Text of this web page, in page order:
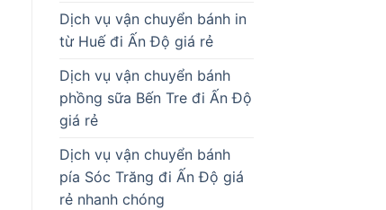
Dịch vụ vận chuyển bánh in
từ Huế đi Ấn Độ giá rẻ
Dịch vụ vận chuyển bánh
phồng sữa Bến Tre đi Ấn Độ
giá rẻ
Dịch vụ vận chuyển bánh
pía Sóc Trăng đi Ấn Độ giá
rẻ nhanh chóng